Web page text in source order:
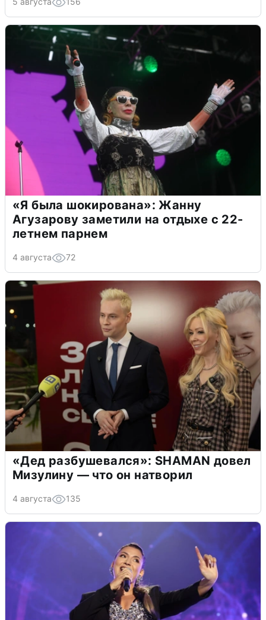
«Я была шокирована»: Жанну
Агузарову заметили на отдыхе с 22-
летнем парнем
4 августа 72
«Дед разбушевался»: SHAMAN довел
Мизулину — что он натворил
4 августа 135